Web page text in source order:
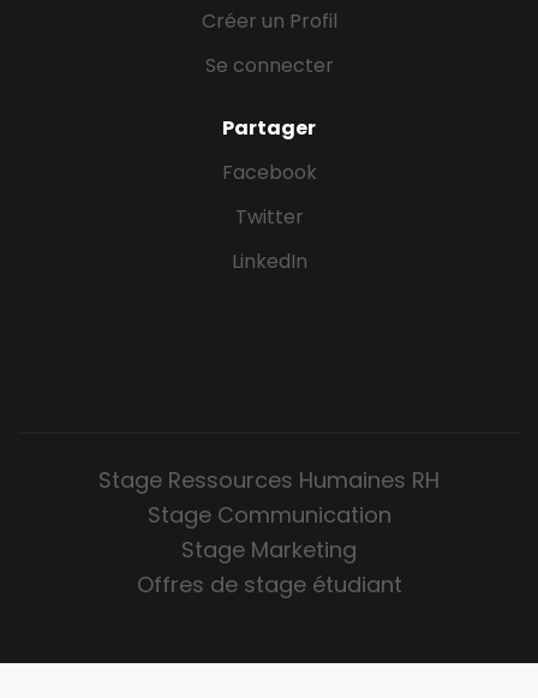
Créer un Profil
Se connecter
Partager
Facebook
Twitter
LinkedIn
Stage Ressources Humaines RH
Stage Communication
Stage Marketing
Offres de stage étudiant